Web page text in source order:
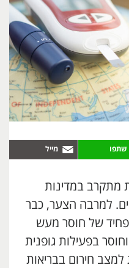
מתקרב במדינות
למרבה הצער, כבר
של חוסר מעש
בפעילות גופנית
למצב חירום בבריאות